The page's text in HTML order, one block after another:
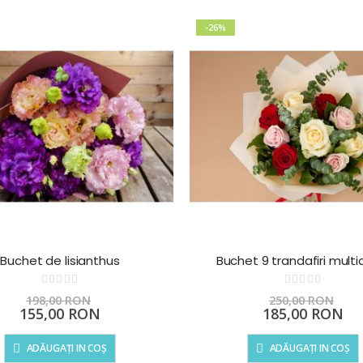
Buchet de lisianthus
Rating:
0%
198,00 RON
Preț
special
155,00 RON
ADĂUGAȚI IN COȘ
-26%
Buchet 9 trandafiri
Rating:
0%
250,00 RON
Preț
special
185,00 RON
ADĂUGAȚI IN COȘ